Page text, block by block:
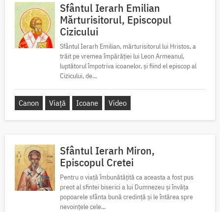
Sfântul Ierarh Emilian
Mărturisitorul, Episcopul
Cizicului
Sfântul Ierarh Emilian, mărturisitorul lui Hristos, a
trăit pe vremea împărăției lui Leon Armeanul,
luptătorul împotriva icoanelor, și fiind el episcop al
Cizicului, de...
Canon Viață Icoane Video
Sfântul Ierarh Miron,
Episcopul Cretei
Pentru o viață îmbunătățită ca aceasta a fost pus
preot al sfintei biserici a lui Dumnezeu și învăța
popoarele sfânta bună credință și le întărea spre
nevoințele cele...